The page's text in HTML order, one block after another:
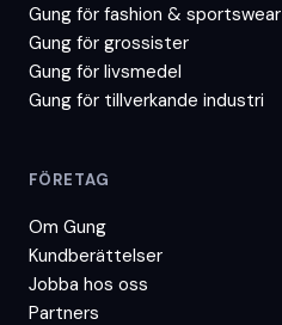
Gung för fashion & sportswear
Gung för grossister
Gung för livsmedel
Gung för tillverkande industri
FÖRETAG
Om Gung
Kundberättelser
Jobba hos oss
Partners